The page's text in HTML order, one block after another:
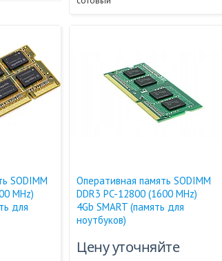
SODIMM
MHz)
для
Оперативная память SODIMM
DDR3 PC-12800 (1600 MHz)
4Gb SMART (память для
ноутбуков)
Цену уточняйте